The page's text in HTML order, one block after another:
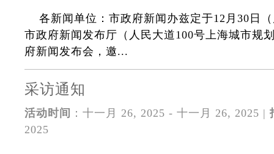
各新闻单位：市政府新闻办兹定于12月30日
市政府新闻发布厅（人民大道100号上海城市规
府新闻发布会，邀...
采访通知
活动时间 ：十一月 26, 2025 - 十一月 26, 2025 |
2025